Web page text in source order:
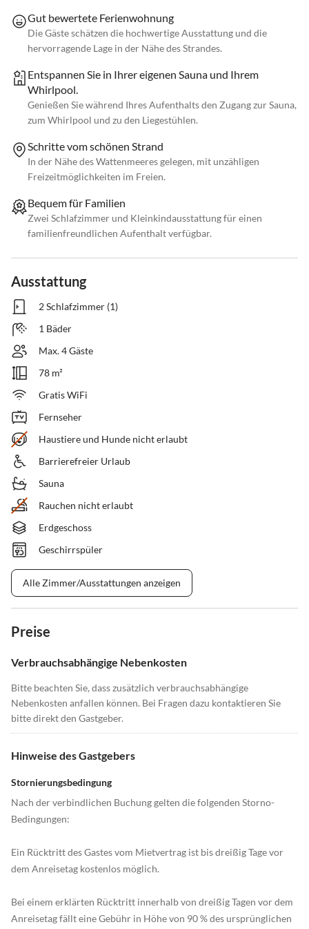
Gut bewertete Ferienwohnung
Die Gäste schätzen die hochwertige Ausstattung und die
hervorragende Lage in der Nähe des Strandes.
Entspannen Sie in Ihrer eigenen Sauna und Ihrem
Whirlpool.
Genießen Sie während Ihres Aufenthalts den Zugang zur Sauna,
zum Whirlpool und zu den Liegestühlen.
Schritte vom schönen Strand
In der Nähe des Wattenmeeres gelegen, mit unzähligen
Freizeitmöglichkeiten im Freien.
Bequem für Familien
Zwei Schlafzimmer und Kleinkindausstattung für einen
familienfreundlichen Aufenthalt verfügbar.
Ausstattung
2 Schlafzimmer (1)
1 Bäder
Max. 4 Gäste
78 m²
Gratis WiFi
Fernseher
Haustiere und Hunde nicht erlaubt
Barrierefreier Urlaub
Sauna
Rauchen nicht erlaubt
Erdgeschoss
Geschirrspüler
Alle Zimmer/Ausstattungen anzeigen
Preise
Verbrauchsabhängige Nebenkosten
Bitte beachten Sie, dass zusätzlich verbrauchsabhängige
Nebenkosten anfallen können. Bei Fragen dazu kontaktieren Sie
bitte direkt den Gastgeber.
Hinweise des Gastgebers
Stornierungsbedingung
Nach der verbindlichen Buchung gelten die folgenden Storno-
Bedingungen:
Ein Rücktritt des Gastes vom Mietvertrag ist bis dreißig Tage vor
dem Anreisetag kostenlos möglich.
Bei einem erklärten Rücktritt innerhalb von dreißig Tagen vor dem
Anreisetag fällt eine Gebühr in Höhe von 90 % des ursprünglichen